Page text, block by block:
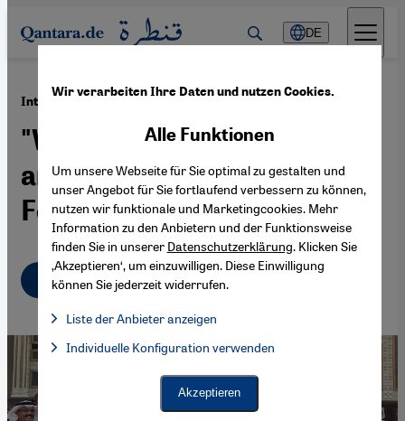
Direkt zum Inhalt springen
DE
Interview mit Lamya Kaddor zur WM in Katar ·21.11.2022
"Wir sollten Probleme
ansprechen und
Fortschritte anerkennen"
Deutsch English عربي
Wir verarbeiten Ihre Daten und nutzen Cookies.
Alle Funktionen
Um unsere Webseite für Sie optimal zu gestalten und
unser Angebot für Sie fortlaufend verbessern zu können,
nutzen wir funktionale und Marketingcookies. Mehr
Information zu den Anbietern und der Funktionsweise
finden Sie in unserer Datenschutzerklärung. Klicken Sie
‚Akzeptieren‘, um einzuwilligen. Diese Einwilligung
können Sie jederzeit widerrufen.
Liste der Anbieter anzeigen
Facebook Embed / Facebook Connect, Google Maps Embed,
Facebook Embed / Facebook Connect
Individuelle Konfiguration verwenden
Akzeptieren